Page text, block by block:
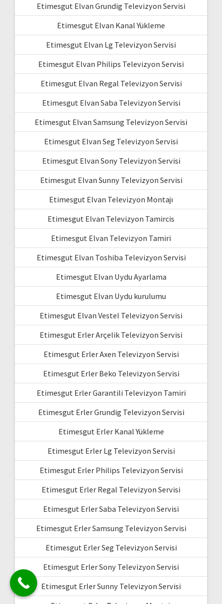
Etimesgut Elvan Grundig Televizyon Servisi
Etimesgut Elvan Kanal Yükleme
Etimesgut Elvan Lg Televizyon Servisi
Etimesgut Elvan Philips Televizyon Servisi
Etimesgut Elvan Regal Televizyon Servisi
Etimesgut Elvan Saba Televizyon Servisi
Etimesgut Elvan Samsung Televizyon Servisi
Etimesgut Elvan Seg Televizyon Servisi
Etimesgut Elvan Sony Televizyon Servisi
Etimesgut Elvan Sunny Televizyon Servisi
Etimesgut Elvan Televizyon Montajı
Etimesgut Elvan Televizyon Tamircis
Etimesgut Elvan Televizyon Tamiri
Etimesgut Elvan Toshiba Televizyon Servisi
Etimesgut Elvan Uydu Ayarlama
Etimesgut Elvan Uydu kurulumu
Etimesgut Elvan Vestel Televizyon Servisi
Etimesgut Erler Arçelik Televizyon Servisi
Etimesgut Erler Axen Televizyon Servisi
Etimesgut Erler Beko Televizyon Servisi
Etimesgut Erler Garantili Televizyon Tamiri
Etimesgut Erler Grundig Televizyon Servisi
Etimesgut Erler Kanal Yükleme
Etimesgut Erler Lg Televizyon Servisi
Etimesgut Erler Philips Televizyon Servisi
Etimesgut Erler Regal Televizyon Servisi
Etimesgut Erler Saba Televizyon Servisi
Etimesgut Erler Samsung Televizyon Servisi
Etimesgut Erler Seg Televizyon Servisi
Etimesgut Erler Sony Televizyon Servisi
Etimesgut Erler Sunny Televizyon Servisi